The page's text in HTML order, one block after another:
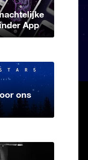
App
ons